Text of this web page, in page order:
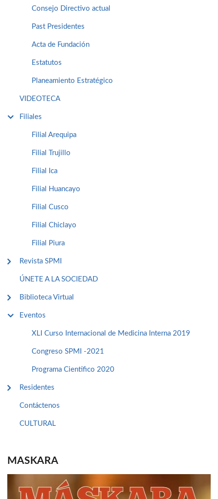
Consejo Directivo actual
Past Presidentes
Acta de Fundación
Estatutos
Planeamiento Estratégico
VIDEOTECA
Filiales
Filial Arequipa
Filial Trujillo
Filial Ica
Filial Huancayo
Filial Cusco
Filial Chiclayo
Filial Piura
Revista SPMI
ÚNETE A LA SOCIEDAD
Biblioteca Virtual
Eventos
XLI Curso Internacional de Medicina Interna 2019
Congreso SPMI -2021
Programa Cientifico 2020
Residentes
Contáctenos
CULTURAL
MASKARA